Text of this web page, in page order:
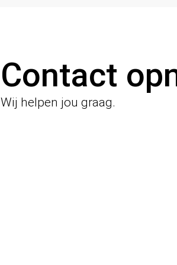
Contact
Wij helpen jou graag.